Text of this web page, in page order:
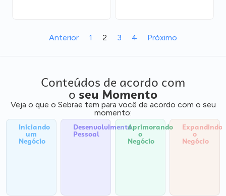
Anterior 1 2 3 4 Próximo
Conteúdos de acordo com
o seu Momento
Veja o que o Sebrae tem para você de acordo com o seu
momento:
Iniciando
um
Negócio
Desenvolvimento
Pessoal
Aprimorando
o
Negócio
Expandindo
o
Negócio